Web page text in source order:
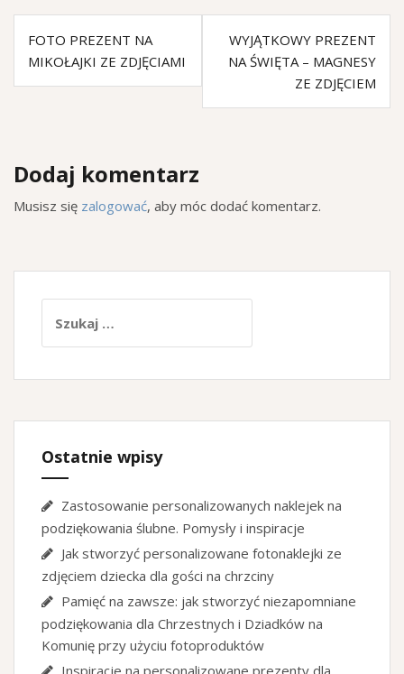
FOTO PREZENT NA
MIKOŁAJKI ZE ZDJĘCIAMI
WYJĄTKOWY PREZENT
NA ŚWIĘTA – MAGNESY
ZE ZDJĘCIEM
Dodaj komentarz
Musisz się zalogować, aby móc dodać komentarz.
Ostatnie wpisy
Zastosowanie personalizowanych naklejek na
podziękowania ślubne. Pomysły i inspiracje
Jak stworzyć personalizowane fotonaklejki ze
zdjęciem dziecka dla gości na chrzciny
Pamięć na zawsze: jak stworzyć niezapomniane
podziękowania dla Chrzestnych i Dziadków na
Komunię przy użyciu fotoproduktów
Inspiracje na personalizowane prezenty dla